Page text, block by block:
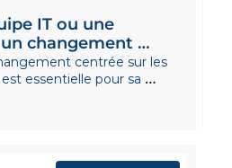
IT ou une
changement
centrée sur les
essentielle pour sa